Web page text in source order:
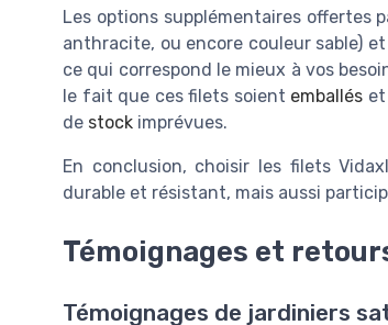
Les options supplémentaires offertes
anthracite, ou encore couleur sable)
ce qui correspond le mieux à vos
le fait que ces filets soient emballés
de stock imprévues.
En conclusion, choisir les filets
durable et résistant, mais aussi
Témoignages et
Témoignages de jardiniers